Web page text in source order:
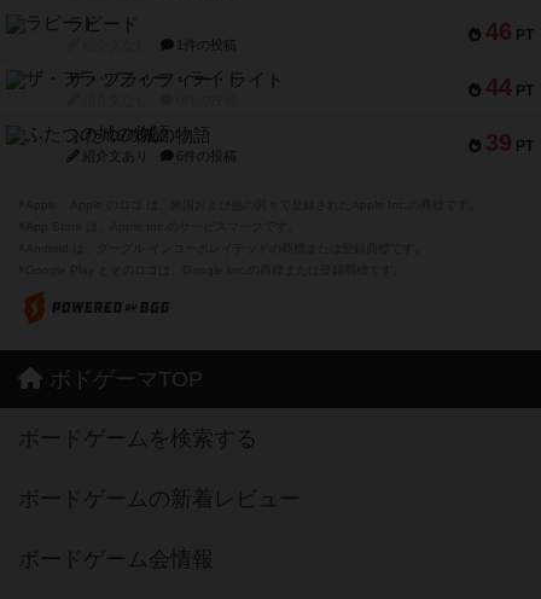
46 PT
ラピード
1件の投稿
44 PT
ザ・フラッフィー・ライト
39 PT
ふたつの城の物語
紹介文あり 6件の投稿
ボドゲーマTOP
ボードゲームを検索する
ボードゲームの新着レビュー
ボードゲーム会情報